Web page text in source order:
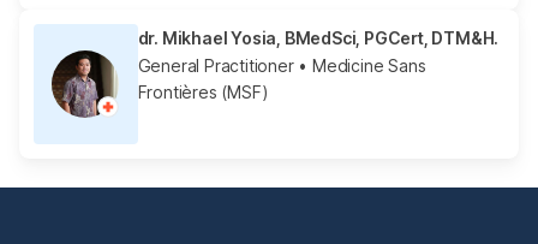
dr. Mikhael Yosia, BMedSci, PGCert, DTM&H.
General Practitioner• Medicine Sans
Frontières (MSF)